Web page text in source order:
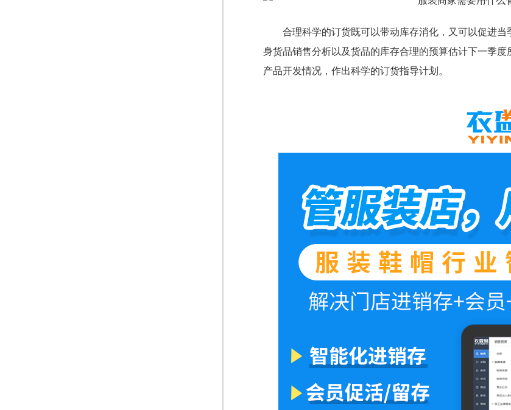
合理科学的订货既可以带动库存消化，又可以促进
身货品销售分析以及货品的库存合理的预算估计下一季
产品开发情况，作出科学的订货指导计划。